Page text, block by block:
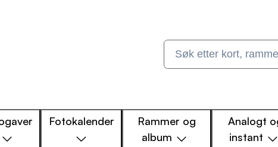
Fotokalender
Rammer og
album
Analogt
instant